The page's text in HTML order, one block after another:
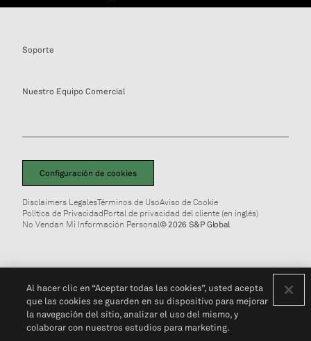
Soporte
Nuestro Equipo Comercial
Configuración de cookies
Disclaimers LegalesTérminos de UsoAviso de Cookie
Política de PrivacidadPortal de privacidad del cliente (en inglés)
No Vendan Mi Información Personal© 2026 S&P Global
Al hacer clic en “Aceptar todas las cookies”, usted acepta
que las cookies se guarden en su dispositivo para mejorar
la navegación del sitio, analizar el uso del mismo, y
colaborar con nuestros estudios para marketing.